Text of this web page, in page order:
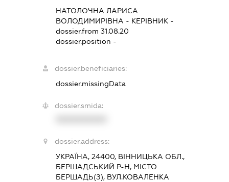
НАТОЛОЧНА ЛАРИСА
ВОЛОДИМИРІВНА - КЕРІВНИК -
dossier.from 31.08.20
dossier.position -
dossier.beneficiaries:
dossier.missingData
dossier.smida:
dossier.address:
УКРАЇНА, 24400, ВІННИЦЬКА ОБЛ.,
БЕРШАДСЬКИЙ Р-Н, МІСТО
БЕРШАДЬ(З), ВУЛ.КОВАЛЕНКА